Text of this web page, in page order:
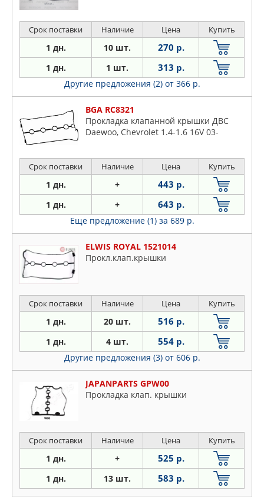
Срок поставки Наличие Цена Купить
1 дн. 10 шт. 270 р.
1 дн. 1 шт. 313 р.
Другие предложения (2) от 366 р.
BGA RC8321
Прокладка клапанной крышки ДВС
Daewoo, Chevrolet 1.4-1.6 16V 03-
Срок поставки Наличие Цена Купить
1 дн. + 443 р.
1 дн. + 643 р.
Еще предложение (1) за 689 р.
ELWIS ROYAL 1521014
Прокл.клап.крышки
Срок поставки Наличие Цена Купить
1 дн. 20 шт. 516 р.
1 дн. 4 шт. 554 р.
Другие предложения (3) от 606 р.
JAPANPARTS GPW00
Прокладка клап. крышки
Срок поставки Наличие Цена Купить
1 дн. + 525 р.
1 дн. 13 шт. 583 р.